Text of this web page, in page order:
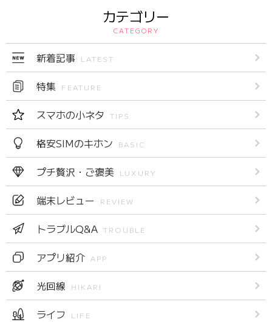
カテゴリー
CATEGORY
新着記事 LATEST
特集 FEATURE
スマホの小ネタ TIPS
格安SIMのキホン BASIC
プチ贅沢・ご褒美 LUXURY
端末レビュー REVIEW
トラブルQ&A TROUBLE
アプリ紹介 APP
光回線 HIKARI
ライフ LIFE